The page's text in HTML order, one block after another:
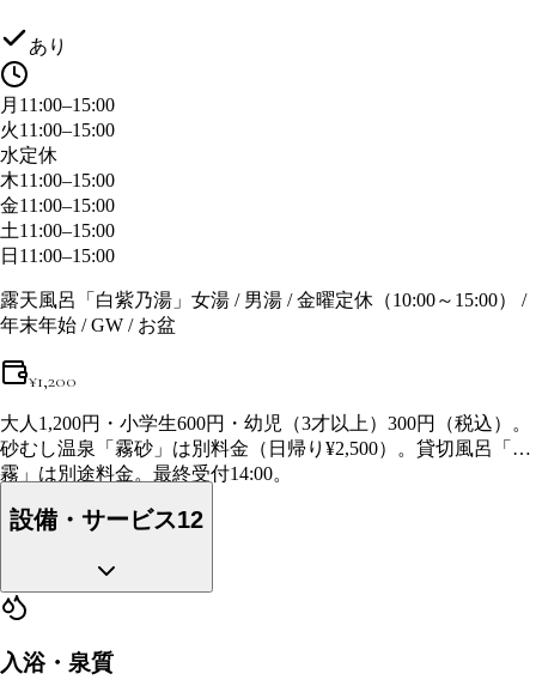
あり
月 11:00–15:00
火11:00–15:00
水定休
木11:00–15:00
金11:00–15:00
土11:00–15:00
日 11:00–15:00
露天風呂「白紫乃湯」女湯 / 男湯 / 金曜定休（10:00～15:00） /
年末年始 / GW / お盆
¥1,200
大人1,200円・小学生600円・幼児（3才以上）300円（税込）。
砂むし温泉「霧砂」は別料金（日帰り¥2,500）。貸切風呂「山
霧」は別途料金。最終受付14:00。
設備・サービス12
入浴・泉質